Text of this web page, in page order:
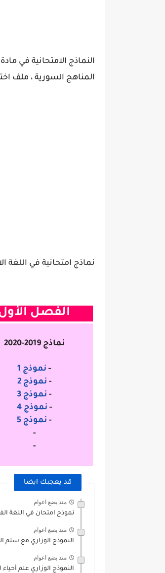
النماذج الامتحانية في
المناهج السورية ، ملف
نماذج امتحانية في اللغة
الفصل
نماذج 2019-2020
- نموذج 1
- نموذج 2
- نموذج 3
- نموذج 4
- نموذج 5
-
-
قد يعجبك ايضا
منذ بضع اعوام
نموذج امتحان في اللغة
منذ بضع اعوام
النموذج الوزاري مع سلم
منذ بضع اعوام
النموذج الوزاري علم